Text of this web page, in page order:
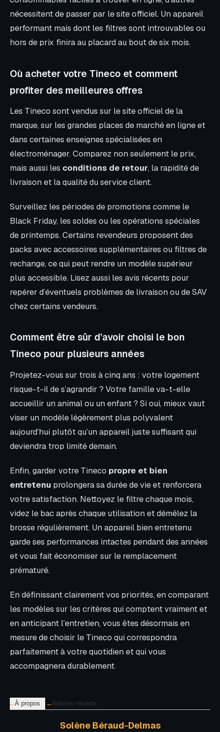
nécessitent de passer par le site officiel. Un appareil
performant mais dont les filtres sont introuvables ou
hors de prix finira au placard au bout de six mois.
Où acheter votre Tineco et comment
profiter des meilleures offres
Les Tineco sont vendus sur le site officiel de la
marque, sur les grandes places de marché en ligne et
dans certaines enseignes spécialisées en
électroménager. Comparez non seulement le prix,
mais aussi les conditions de retour, la rapidité de
livraison et la qualité du service client.
Surveillez les périodes de promotions comme le
Black Friday, les soldes ou les opérations spéciales
de printemps. Certains revendeurs proposent des
packs avec accessoires supplémentaires ou filtres de
rechange, ce qui peut rendre un modèle supérieur
plus accessible. Lisez aussi les avis récents pour
repérer d’éventuels problèmes de livraison ou de SAV
chez certains vendeurs.
Comment être sûr d’avoir choisi le bon
Tineco pour plusieurs années
Projetez-vous sur trois à cinq ans : votre logement
risque-t-il de s’agrandir ? Votre famille va-t-elle
accueillir un animal ou un enfant ? Si oui, mieux vaut
viser un modèle légèrement plus polyvalent
aujourd’hui plutôt qu’un appareil juste suffisant qui
deviendra trop limité demain.
Enfin, garder votre Tineco propre et bien
entretenu prolongera sa durée de vie et renforcera
votre satisfaction. Nettoyez le filtre chaque mois,
videz le bac après chaque utilisation et démêlez la
brosse régulièrement. Un appareil bien entretenu
garde ses performances intactes pendant des années
et vous fait économiser sur le remplacement
prématuré.
En définissant clairement vos priorités, en comparant
les modèles sur les critères qui comptent vraiment et
en anticipant l’entretien, vous êtes désormais en
mesure de choisir le Tineco qui correspondra
parfaitement à votre quotidien et qui vous
accompagnera durablement.
À propos Articles récents
Solène Béraud-Delmas